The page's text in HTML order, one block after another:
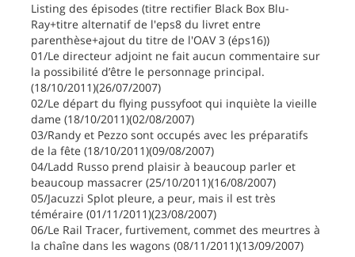
Listing des épisodes (titre rectifier Black Box Blu-
Ray+titre alternatif de l'eps8 du livret entre
parenthèse+ajout du titre de l'OAV 3 (éps16))
01/Le directeur adjoint ne fait aucun commentaire sur
la possibilité d’être le personnage principal.
(18/10/2011)(26/07/2007)
02/Le départ du flying pussyfoot qui inquiète la vieille
dame (18/10/2011)(02/08/2007)
03/Randy et Pezzo sont occupés avec les préparatifs
de la fête (18/10/2011)(09/08/2007)
04/Ladd Russo prend plaisir à beaucoup parler et
beaucoup massacrer (25/10/2011)(16/08/2007)
05/Jacuzzi Splot pleure, a peur, mais il est très
téméraire (01/11/2011)(23/08/2007)
06/Le Rail Tracer, furtivement, commet des meurtres à
la chaîne dans les wagons (08/11/2011)(13/09/2007)